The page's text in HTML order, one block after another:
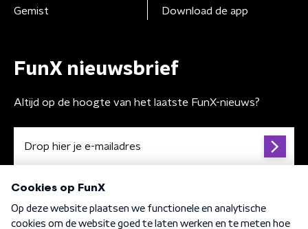
Gemist
Download de app
FunX nieuwsbrief
Altijd op de hoogte van het laatste FunX-nieuws?